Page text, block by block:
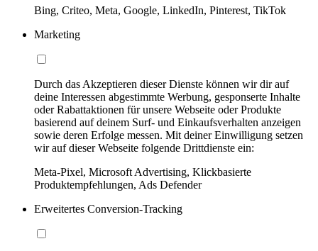
Bing, Criteo, Meta, Google, LinkedIn, Pinterest, TikTok
Marketing
Durch das Akzeptieren dieser Dienste können wir dir auf
deine Interessen abgestimmte Werbung, gesponserte Inhalte
oder Rabattaktionen für unsere Webseite oder Produkte
basierend auf deinem Surf- und Einkaufsverhalten anzeigen
sowie deren Erfolge messen. Mit deiner Einwilligung setzen
wir auf dieser Webseite folgende Drittdienste ein:
Meta-Pixel, Microsoft Advertising, Klickbasierte
Produktempfehlungen, Ads Defender
Erweitertes Conversion-Tracking